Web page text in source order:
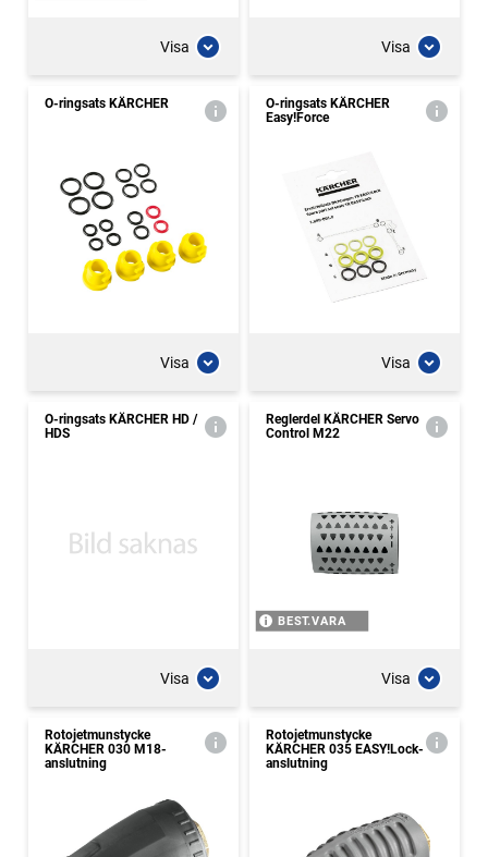
Visa Visa
O-ringsats KÄRCHER
Visa
O-ringsats KÄRCHER
Easy!Force
Visa
O-ringsats KÄRCHER HD /
HDS
Visa
Reglerdel KÄRCHER Servo
Control M22
BEST.VARA
Visa
Rotojetmunstycke
KÄRCHER 030 M18-
anslutning
Rotojetmunstycke
KÄRCHER 035 EASY!Lock-
anslutning